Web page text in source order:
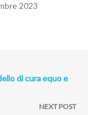
2023
di cura equo e
NEXT POST